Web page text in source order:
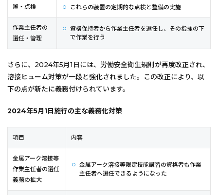
置・点検
これらの装置の定期的な点検と整備の実施
作業主任者の
選任・管理
資格保持者から作業主任者を選任し、その指揮の下
で作業を行う
さらに、2024年5月1日には、労働安全衛生規則が再度改正され、
溶接ヒューム対策が一段と強化されました。この改正により、以
下の点が新たに義務付けられています。
2024年5月1日施行の主な義務化対策
項目 内容
金属アーク溶接等
作業主任者の選任
義務の拡大
金属アーク溶接等限定技能講習の資格者も作業
主任者へ選任できるようになった